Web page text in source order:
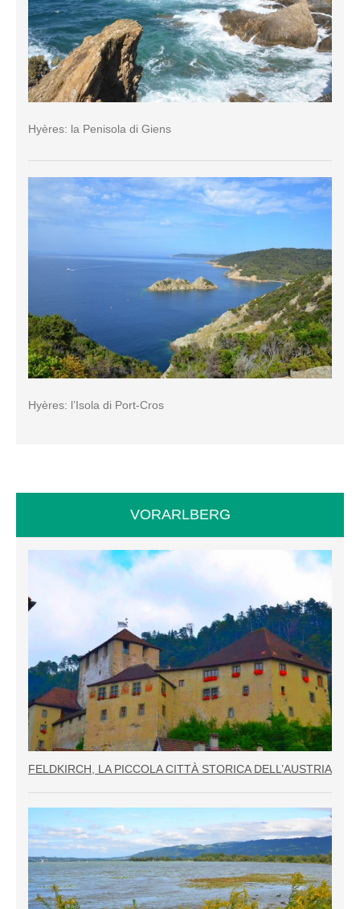
Hyères: la Penisola di Giens
Hyères: l’Isola di Port-Cros
VORARLBERG
FELDKIRCH, LA PICCOLA CITTÀ STORICA DELL’AUSTRIA